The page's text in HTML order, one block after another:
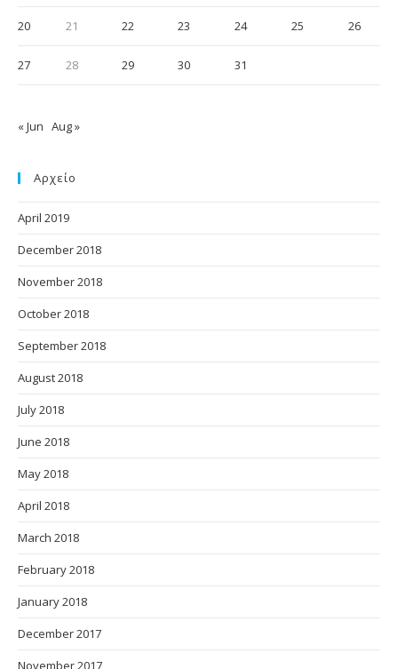
20 21 22 23 24 25 26
27 28 29 30 31
« Jun Aug »
Αρχείο
April 2019
December 2018
November 2018
October 2018
September 2018
August 2018
July 2018
June 2018
May 2018
April 2018
March 2018
February 2018
January 2018
December 2017
November 2017